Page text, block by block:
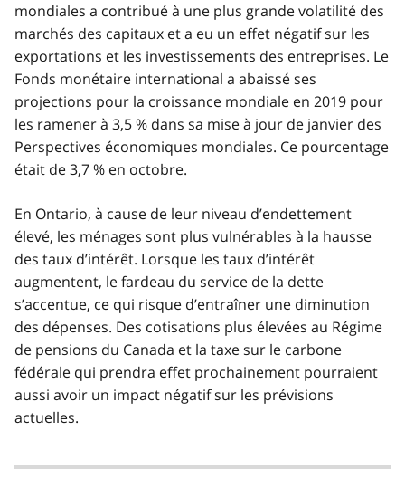
mondiales a contribué à une plus grande volatilité des
marchés des capitaux et a eu un effet négatif sur les
exportations et les investissements des entreprises. Le
Fonds monétaire international a abaissé ses
projections pour la croissance mondiale en 2019 pour
les ramener à 3,5 % dans sa mise à jour de janvier des
Perspectives économiques mondiales. Ce pourcentage
était de 3,7 % en octobre.
En Ontario, à cause de leur niveau d’endettement
élevé, les ménages sont plus vulnérables à la hausse
des taux d’intérêt. Lorsque les taux d’intérêt
augmentent, le fardeau du service de la dette
s’accentue, ce qui risque d’entraîner une diminution
des dépenses. Des cotisations plus élevées au Régime
de pensions du Canada et la taxe sur le carbone
fédérale qui prendra effet prochainement pourraient
aussi avoir un impact négatif sur les prévisions
actuelles.